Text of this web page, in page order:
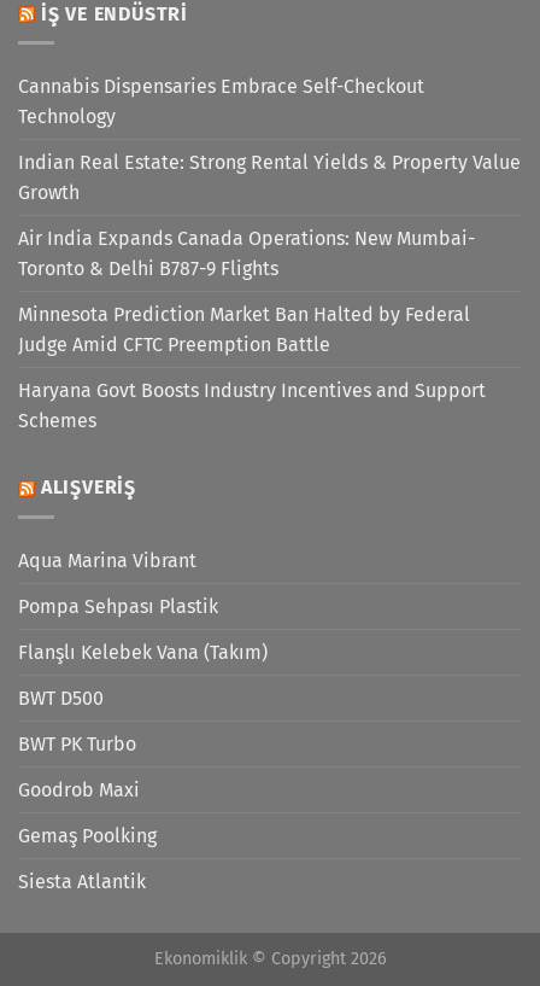
İŞ VE ENDÜSTRI
Cannabis Dispensaries Embrace Self-Checkout
Technology
Indian Real Estate: Strong Rental Yields & Property Value
Growth
Air India Expands Canada Operations: New Mumbai-
Toronto & Delhi B787-9 Flights
Minnesota Prediction Market Ban Halted by Federal
Judge Amid CFTC Preemption Battle
Haryana Govt Boosts Industry Incentives and Support
Schemes
ALIŞVERIŞ
Aqua Marina Vibrant
Pompa Sehpası Plastik
Flanşlı Kelebek Vana (Takım)
BWT D500
BWT PK Turbo
Goodrob Maxi
Gemaş Poolking
Siesta Atlantik
Ekonomiklik © Copyright 2026